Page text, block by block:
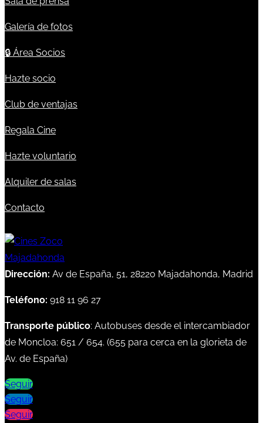
Galería de fotos
🔒 Área Socios
Hazte socio
Club de ventajas
Regala Cine
Hazte voluntario
Alquiler de salas
Contacto
Dirección: Av de España, 51, 28220 Majadahonda, Madrid
Teléfono: 918 11 96 27
Transporte público: Autobuses desde el intercambiador
de Moncloa: 651 / 654. (655 para cerca en la glorieta de
Av. de España)
Seguir
Seguir
Seguir